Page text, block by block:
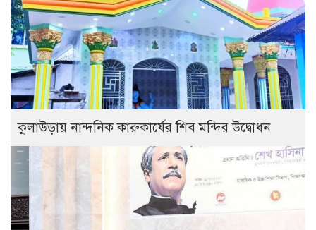
কুলাউড়ায় নান্দনিক কারুকার্যের শিব মন্দির উদ্বোধন